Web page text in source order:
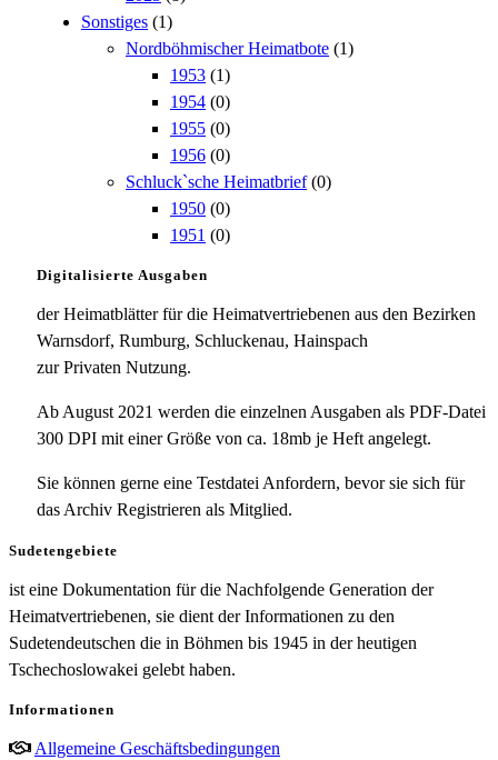
Sonstiges (1)
Nordböhmischer Heimatbote (1)
1953 (1)
1954 (0)
1955 (0)
1956 (0)
Schluck`sche Heimatbrief (0)
1950 (0)
1951 (0)
Digitalisierte Ausgaben
der Heimatblätter für die Heimatvertriebenen aus den Bezirken
Warnsdorf, Rumburg, Schluckenau, Hainspach
zur Privaten Nutzung.
Ab August 2021 werden die einzelnen Ausgaben als PDF-Datei
300 DPI mit einer Größe von ca. 18mb je Heft angelegt.
Sie können gerne eine Testdatei Anfordern, bevor sie sich für
das Archiv Registrieren als Mitglied.
Sudetengebiete
ist eine Dokumentation für die Nachfolgende Generation der
Heimatvertriebenen, sie dient der Informationen zu den
Sudetendeutschen die in Böhmen bis 1945 in der heutigen
Tschechoslowakei gelebt haben.
Informationen
Allgemeine Geschäftsbedingungen